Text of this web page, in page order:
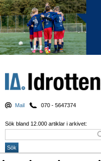
Mail 070 - 5647374
Sök bland 12.000 artiklar i arkivet: